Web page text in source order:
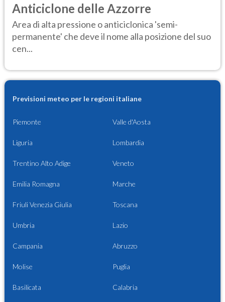
Anticiclone delle Azzorre
Area di alta pressione o anticiclonica 'semi-
permanente' che deve il nome alla posizione del suo
cen...
Previsioni meteo per le regioni italiane
Piemonte Valle d'Aosta
Liguria Lombardia
Trentino Alto Adige Veneto
Emilia Romagna Marche
Friuli Venezia Giulia Toscana
Umbria Lazio
Campania Abruzzo
Molise Puglia
Basilicata Calabria